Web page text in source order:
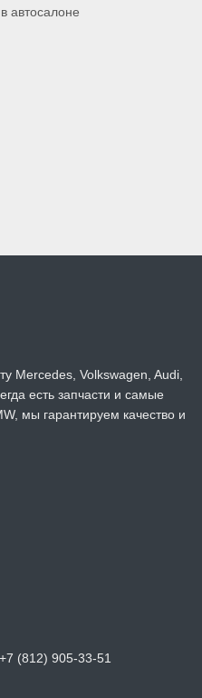
автосалоне
Mercedes, Volkswagen, Audi,
есть запчасти и самые
мы гарантируем качество и
(812) 905-33-51